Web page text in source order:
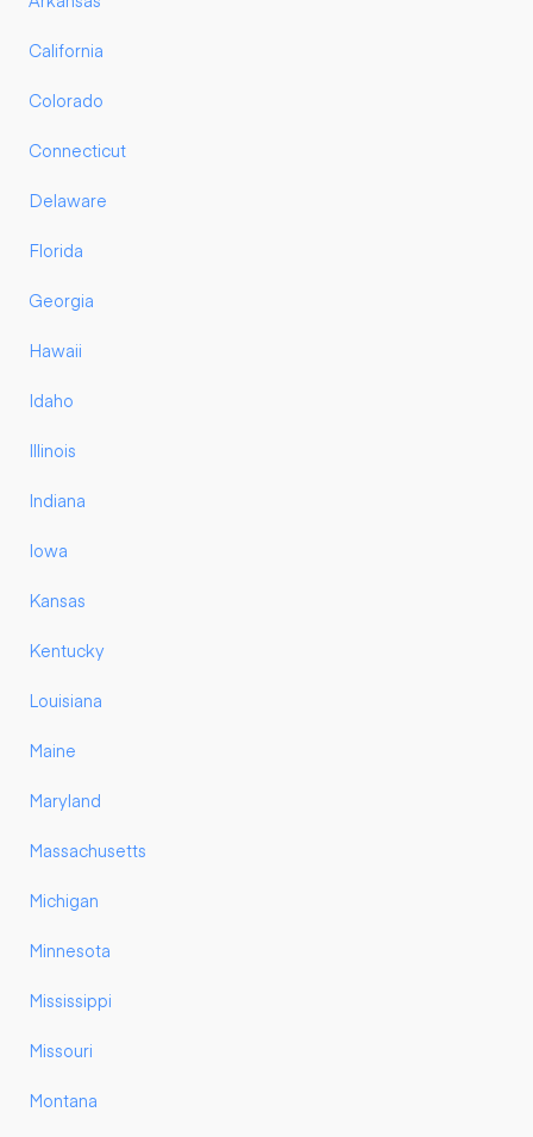
California
Colorado
Connecticut
Delaware
Florida
Georgia
Hawaii
Idaho
Illinois
Indiana
Iowa
Kansas
Kentucky
Louisiana
Maine
Maryland
Massachusetts
Michigan
Minnesota
Mississippi
Missouri
Montana